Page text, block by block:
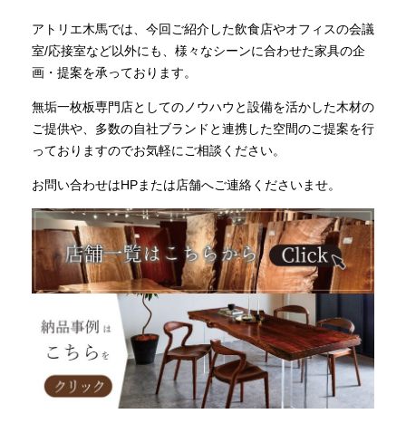
アトリエ木馬では、今回ご紹介した飲食店やオフィスの会議
室/応接室など以外にも、様々なシーンに合わせた家具の企
画・提案を承っております。
無垢一枚板専門店としてのノウハウと設備を活かした木材の
ご提供や、多数の自社ブランドと連携した空間のご提案を行
っておりますのでお気軽にご相談ください。
お問い合わせはHPまたは店舗へご連絡くださいませ。